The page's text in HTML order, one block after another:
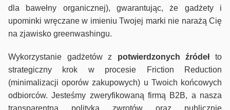
dla bawełny organicznej), gwarantując, że gadżety i
upominki wręczane w imieniu Twojej marki nie narażą Cię
na zjawisko greenwashingu.
Wykorzystanie gadżetów z potwierdzonych źródełto
strategiczny krok w procesie Friction Reduction
(minimalizacji oporów zakupowych) u Twoich końcowych
odbiorców. Jesteśmy zweryfikowaną firmą B2B, a nasza
transparentna polityka zwrotów oraz publicznie